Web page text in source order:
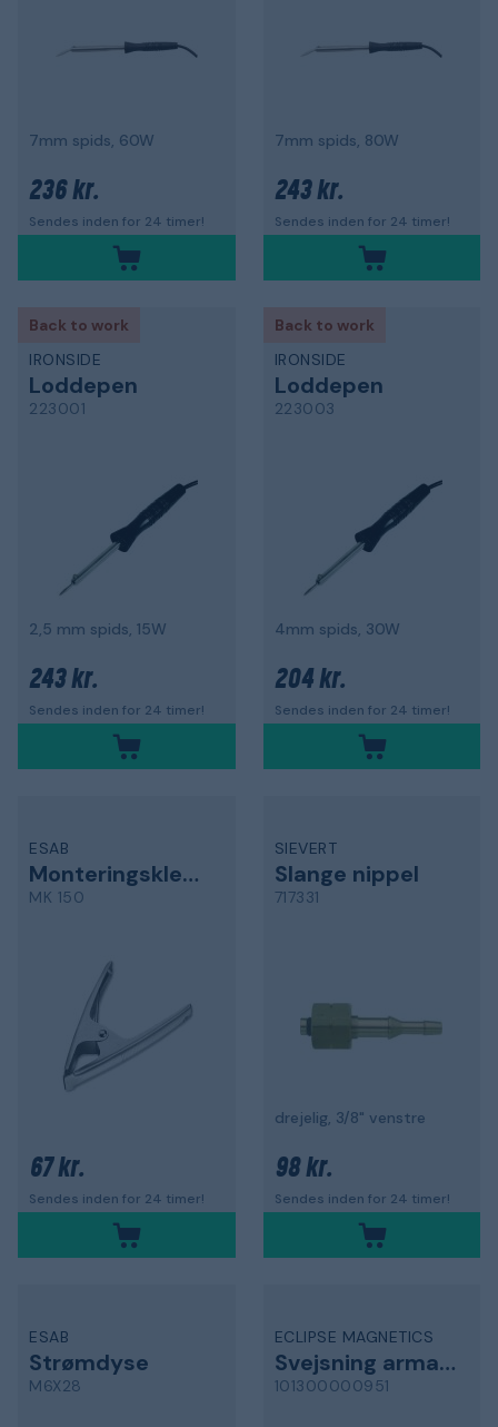
7mm spids, 60W
236 kr.
Sendes inden for 24 timer!
7mm spids, 80W
243 kr.
Sendes inden for 24 timer!
Back to work
IRONSIDE
Loddepen
223001
2,5 mm spids, 15W
243 kr.
Sendes inden for 24 timer!
Back to work
IRONSIDE
Loddepen
223003
4mm spids, 30W
204 kr.
Sendes inden for 24 timer!
ESAB
Monteringsklemme
MK 150
67 kr.
Sendes inden for 24 timer!
SIEVERT
Slange nippel
717331
drejelig, 3/8" venstre
98 kr.
Sendes inden for 24 timer!
ESAB
Strømdyse
M6X28
ECLIPSE MAGNETICS
Svejsning armatur
101300000951